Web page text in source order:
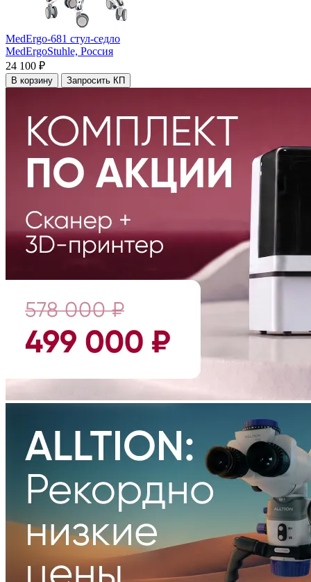
MedErgo-681 стул-седло
MedErgoStuhle, Россия
24 100 ₽
В корзину Запросить КП